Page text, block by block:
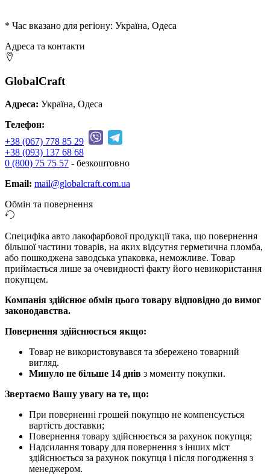
* Час вказано для регіону: Україна, Одеса
Адреса та контакти
GlobalCraft
Адреса: Україна, Одеса
Телефон:
+38 (067) 778 85 29
+38 (093) 137 68 68
0 (800) 75 75 57 - безкоштовно
Email: mail@globalcraft.com.ua
Обмін та повернення
Специфіка авто лакофарбової продукції така, що повернення
більшої частини товарів, на яких відсутня герметична пломба,
або пошкоджена заводська упаковка, неможливе. Товар
приймається лише за очевидності факту його невикористання
покупцем.
Компанія здійснює обмін цього товару відповідно до вимог
законодавства.
Повернення здійснюється якщо:
Товар не використовувався та збережено товарний
вигляд.
Минуло не більше 14 днів з моменту покупки.
Звертаємо Вашу увагу на те, що:
При поверненні грошей покупцю не компенсується
вартість доставки;
Повернення товару здійснюється за рахунок покупця;
Надсилання товару для повернення з інших міст
здійснюється за рахунок покупця і після погодження з
менеджером.